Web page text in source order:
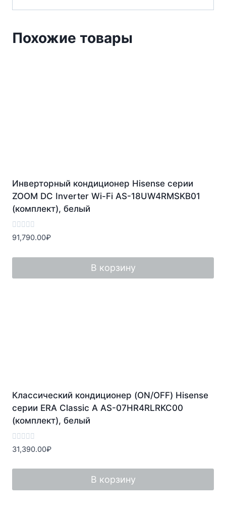
Похожие товары
Инверторный кондиционер Hisense серии
ZOOM DC Inverter Wi-Fi AS-18UW4RMSKB01
(комплект), белый
Оценка
0
5
91,790.00₽
В корзину
Классический кондиционер (ON/OFF) Hisense
серии ERA Classic A AS-07HR4RLRKC00
(комплект), белый
Оценка
0
5
31,390.00₽
В корзину